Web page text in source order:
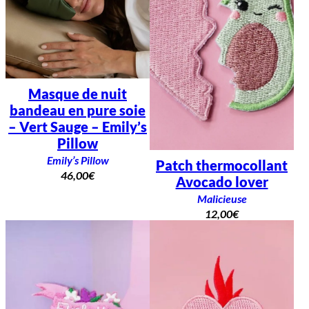
Masque de nuit
bandeau en pure soie
– Vert Sauge – Emily’s
Pillow
Emily’s Pillow
46,00€
Patch thermocollant
Avocado lover
Malicieuse
12,00€